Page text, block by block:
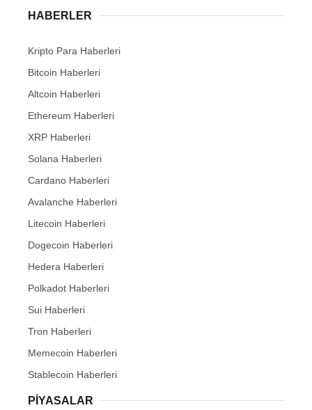
HABERLER
Kripto Para Haberleri
Bitcoin Haberleri
Altcoin Haberleri
Ethereum Haberleri
XRP Haberleri
Solana Haberleri
Cardano Haberleri
Avalanche Haberleri
Litecoin Haberleri
Dogecoin Haberleri
Hedera Haberleri
Polkadot Haberleri
Sui Haberleri
Tron Haberleri
Memecoin Haberleri
Stablecoin Haberleri
PIYASALAR